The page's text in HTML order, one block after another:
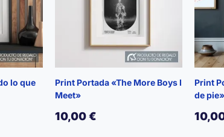
lo que
Print Portada «The More Boys I
Meet»
10,00€
Print
de pie»